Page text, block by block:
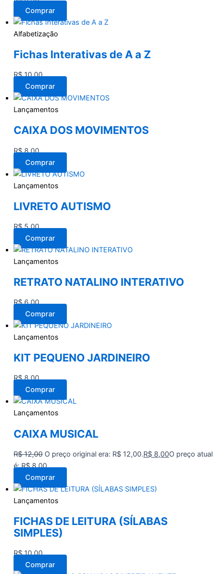
Comprar
Alfabetização
Fichas Interativas de A a Z
R$10,00
Comprar
Lançamentos
CAIXA DOS MOVIMENTOS
R$8,00
Comprar
Lançamentos
LIVRETO AUTISMO
R$5,00
Comprar
Lançamentos
RETRATO NATALINO INTERATIVO
R$6,00
Comprar
Lançamentos
KIT PEQUENO JARDINEIRO
R$8,00
Comprar
Lançamentos
CAIXA MUSICAL
R$12,00 O preço original era: R$ 12,00.R$ 8,00O preço atual
é: R$ 8,00.
Comprar
Lançamentos
FICHAS DE LEITURA (SÍLABAS
SIMPLES)
R$10,00
Comprar